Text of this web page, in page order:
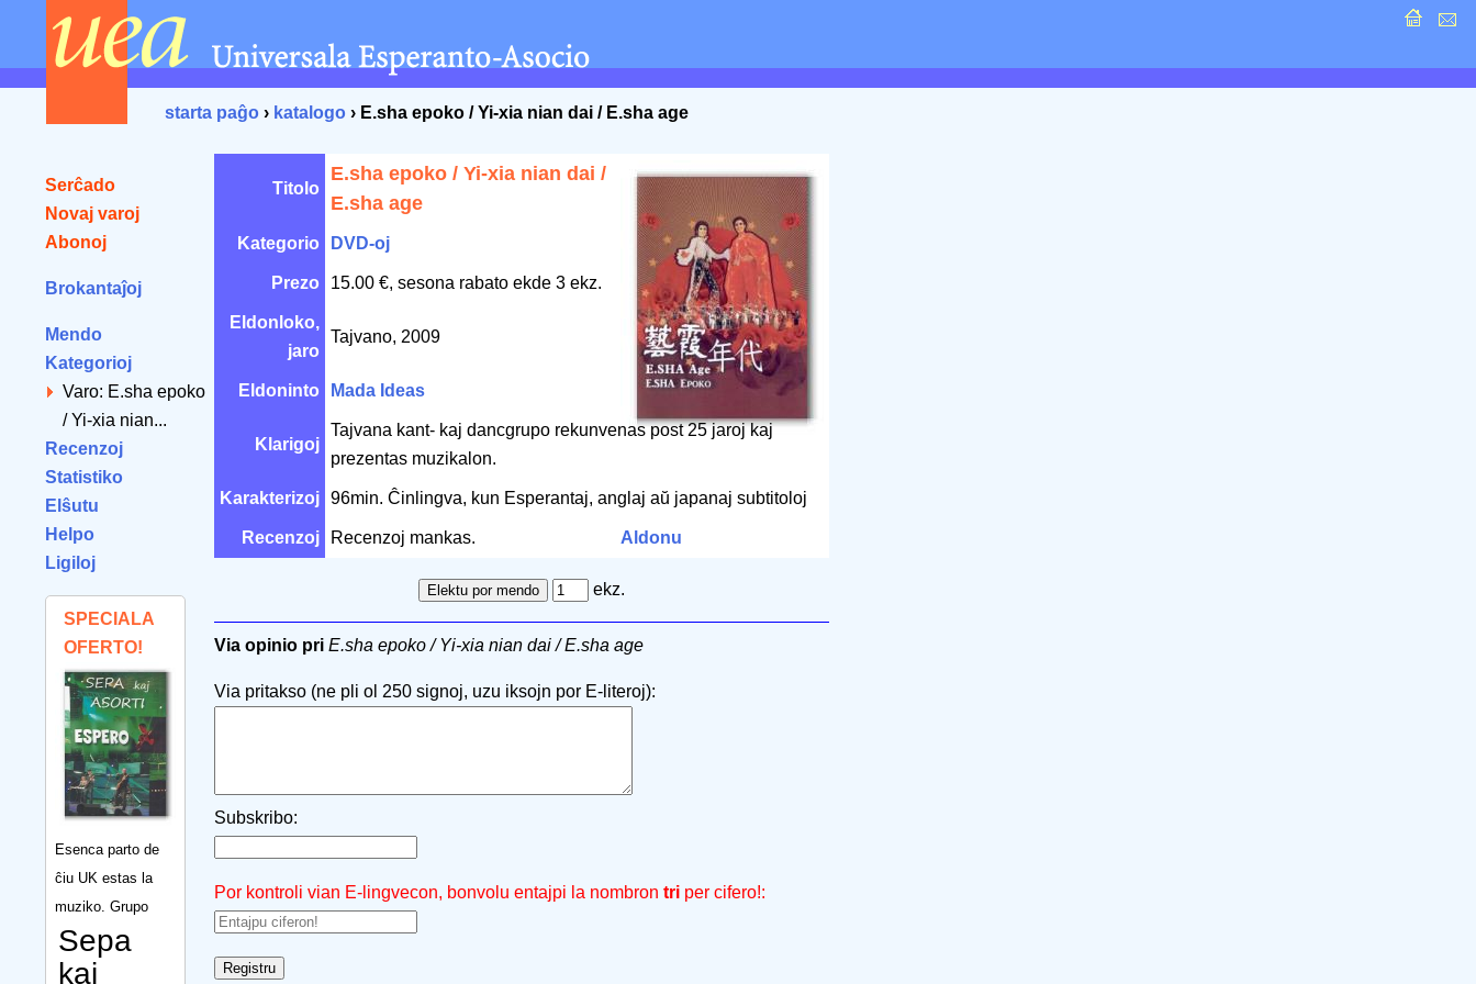
starta paĝo › katalogo › E.sha epoko / Yi-xia nian dai / E.sha age
Serĉado
Novaj varoj
Abonoj
Brokantaĵoj
Mendo
Kategorioj
Varo: E.sha epoko
/ Yi-xia nian...
Recenzoj
Statistiko
Elŝutu
Helpo
Ligiloj
SPECIALA
OFERTO!
Esenca parto de
ĉiu UK estas la
muziko. Grupo
Sepa
kaj
Titolo
E.sha epoko / Yi-xia nian dai /
E.sha age
Kategorio DVD-oj
Prezo 15.00 €, sesona rabato ekde 3 ekz.
Eldonloko,
jaro
Tajvano, 2009
Eldoninto Mada Ideas
Klarigoj
Tajvana kant- kaj dancgrupo rekunvenas post 25 jaroj kaj
prezentas muzikalon.
Karakterizoj 96min. Ĉinlingva, kun Esperantaj, anglaj aŭ japanaj subtitoloj
Recenzoj Recenzoj mankas. Aldonu
ekz.
Via opinio pri E.sha epoko / Yi-xia nian dai / E.sha age
Via pritakso (ne pli ol 250 signoj, uzu iksojn por E-literoj):
Subskribo:
Por kontroli vian E-lingvecon, bonvolu entajpi la nombron tri per cifero!: